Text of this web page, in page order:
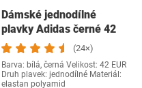
Dámské jednodílné
plavky Adidas černé 42
(24×)
Barva: bílá, černá Velikost: 42 EUR
Druh plavek: jednodílné Materiál:
elastan polyamid